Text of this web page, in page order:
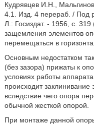
Кудрявцев И.Н.,
4.1. Изд. 4 перераб. /
Л.: Госиздат. - 1956, с.
защемления элементов
перемещаться в
Основным недостатком
(без зазора) прижаты к
условиях работы
происходит заклинивание
вследствие чего опора
обычной жесткой опорой.
При монтаже данной